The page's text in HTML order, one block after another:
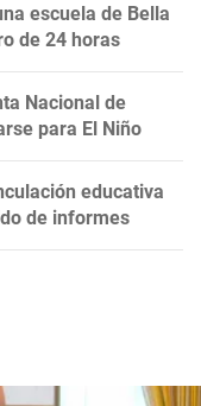
escuela de Bella
de 24 horas
Nacional de
para El Niño
educativa
de informes